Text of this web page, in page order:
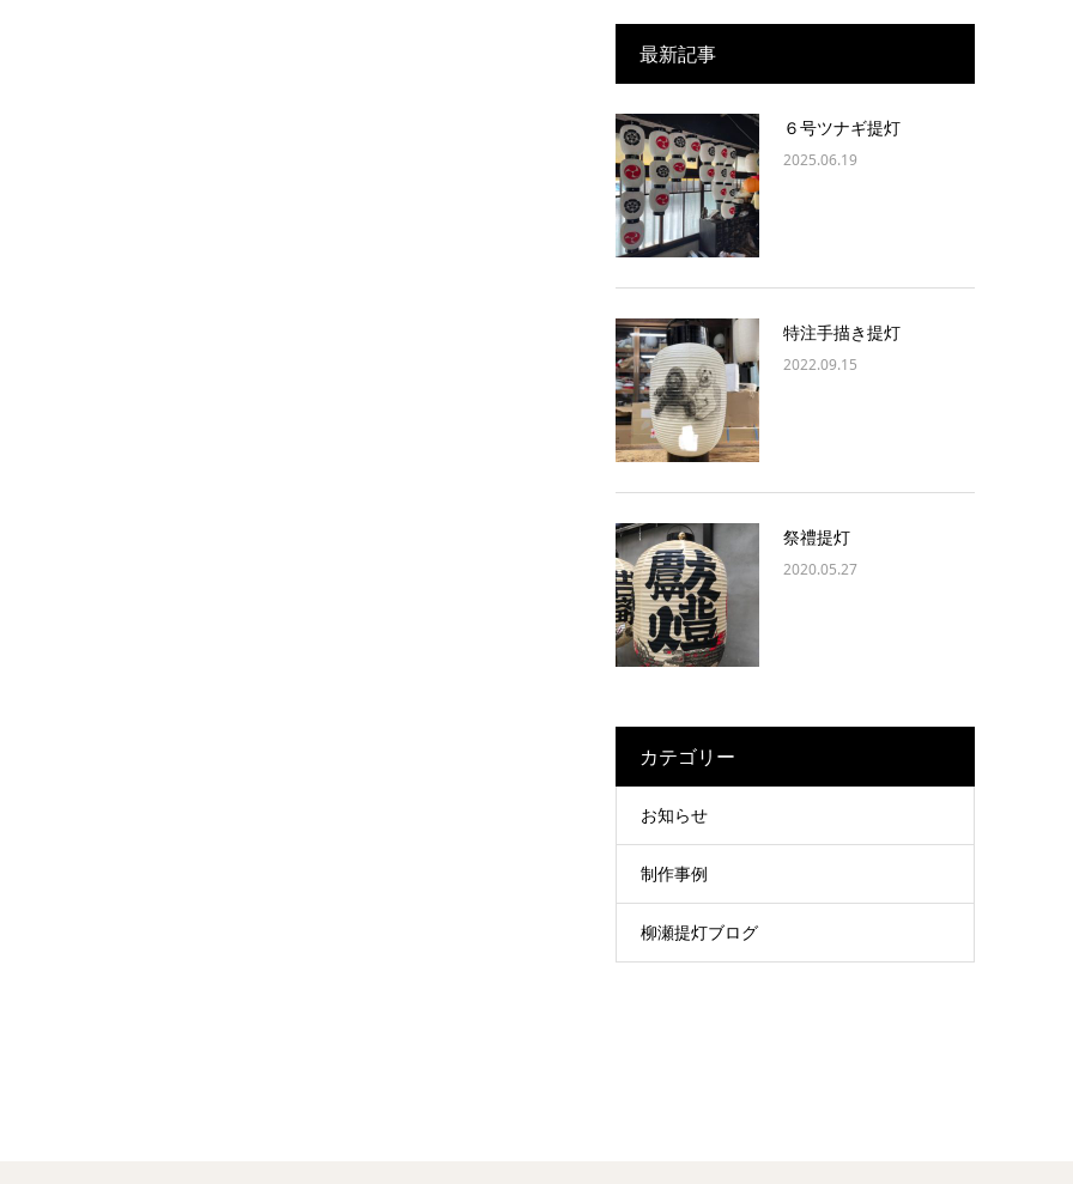
最新記事
６号ツナギ提灯
2025.06.19
特注手描き提灯
2022.09.15
祭禮提灯
2020.05.27
カテゴリー
お知らせ
制作事例
柳瀬提灯ブログ